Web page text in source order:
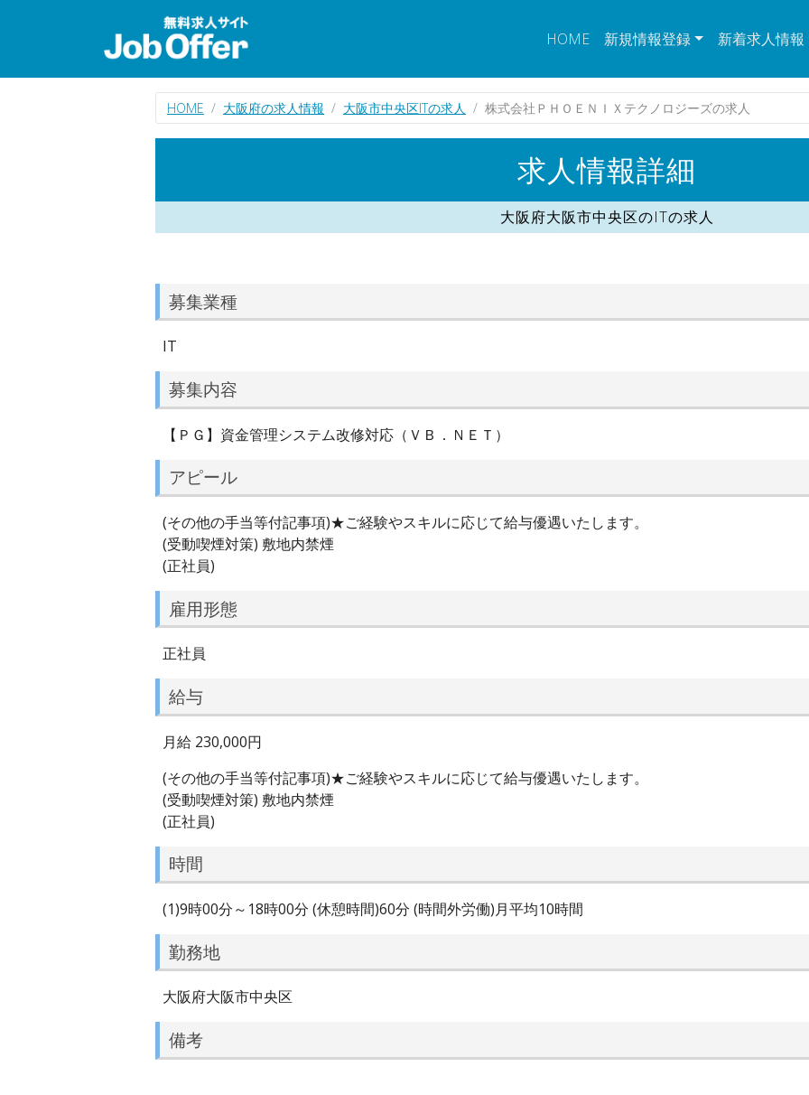
HOME 新規情報登録 新着求人情報
HOME 大阪府の求人情報 大阪市中央区ITの求人 株式会社ＰＨＯＥＮＩＸテクノロジーズの求人
求人情報詳細
大阪府大阪市中央区のITの求人
募集業種
IT
募集内容
【ＰＧ】資金管理システム改修対応（ＶＢ．ＮＥＴ）
アピール
(その他の手当等付記事項)★ご経験やスキルに応じて給与優遇いたします。
(受動喫煙対策) 敷地内禁煙
(正社員)
雇用形態
正社員
給与
月給 230,000円
(その他の手当等付記事項)★ご経験やスキルに応じて給与優遇いたします。
(受動喫煙対策) 敷地内禁煙
(正社員)
時間
(1)9時00分～18時00分 (休憩時間)60分 (時間外労働)月平均10時間
勤務地
大阪府大阪市中央区
備考